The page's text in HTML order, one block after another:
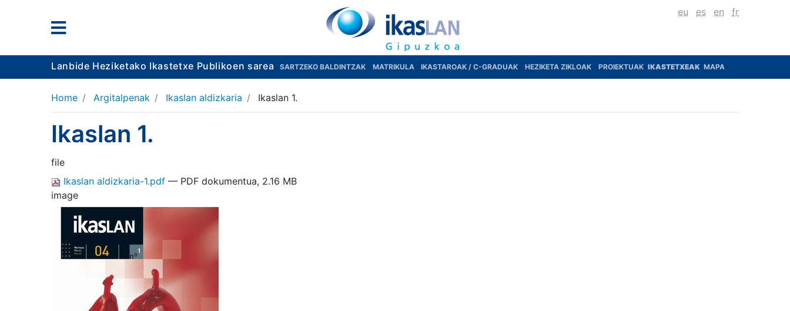
eu es en fr
Lanbide Heziketako Ikastetxe Publikoen sarea SARTZEKO BALDINTZAK MATRIKULA IKASTAROAK / C-GRADUAK HEZIKETA ZIKLOAK PROIEKTUAK IKASTETXEAK MAPA
Home Argitalpenak Ikaslan aldizkaria Ikaslan 1.
Ikaslan 1.
file
Ikaslan aldizkaria-1.pdf — PDF dokumentua, 2.16 MB
image